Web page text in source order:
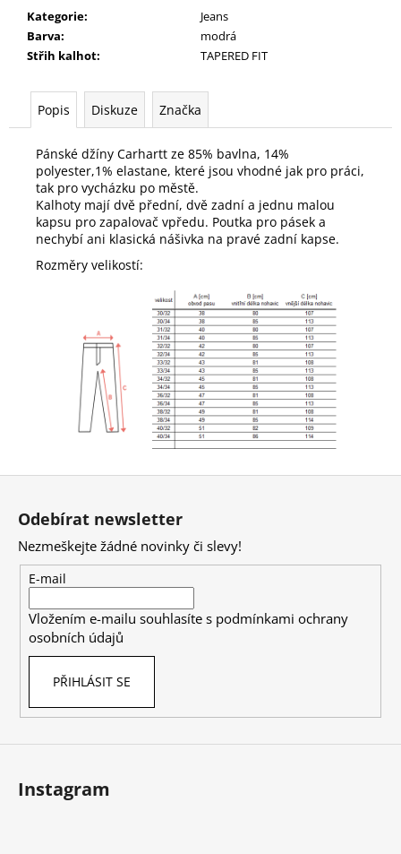
Kategorie:
Jeans
Barva:
modrá
Střih kalhot: TAPERED FIT
Popis Diskuze Značka
Pánské džíny Carhartt ze 85% bavlna, 14%
polyester,1% elastane, které jsou vhodné jak pro práci,
tak pro vycházku po městě.
Kalhoty mají dvě přední, dvě zadní a jednu malou
kapsu pro zapalovač vpředu. Poutka pro pásek a
nechybí ani klasická nášivka na pravé zadní kapse.
Rozměry velikostí:
Z
Odebírat newsletter
Nezmeškejte žádné novinky či slevy!
E-mail
Vložením e-mailu souhlasíte s podmínkami ochrany
osobních údajů
PŘIHLÁSIT SE
Instagram